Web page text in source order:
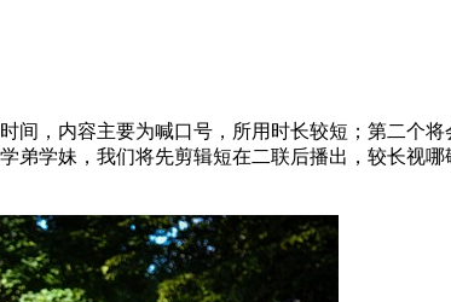
，内容主要为喊口号，所用时长较短；第二个
学妹，我们将先剪辑短在二联后播出，较长视